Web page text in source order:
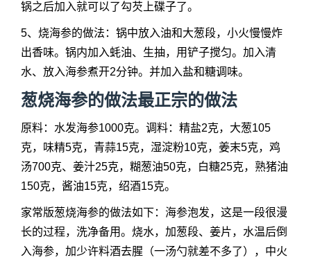
锅之后加入就可以了勾芡上碟子了。
5、烧海参的做法：锅中放入油和大葱段，小火慢慢炸
出香味。锅内加入蚝油、生抽，用铲子搅匀。加入清
水、放入海参煮开2分钟。并加入盐和糖调味。
葱烧海参的做法最正宗的做法
原料：水发海参1000克。调料：精盐2克，大葱105
克，味精5克，青蒜15克，湿淀粉10克，姜末5克，鸡
汤700克、姜汁25克，糊葱油50克，白糖25克，熟猪油
150克，酱油15克，绍酒15克。
家常版葱烧海参的做法如下：海参泡发，这是一段很漫
长的过程，洗净备用。烧水，加葱段、姜片，水温后倒
入海参，加少许料酒去腥（一汤勺就差不多了），中火